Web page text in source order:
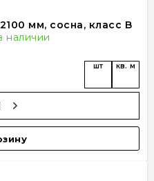
мм, сосна, класс B
наличии
шт кв. м